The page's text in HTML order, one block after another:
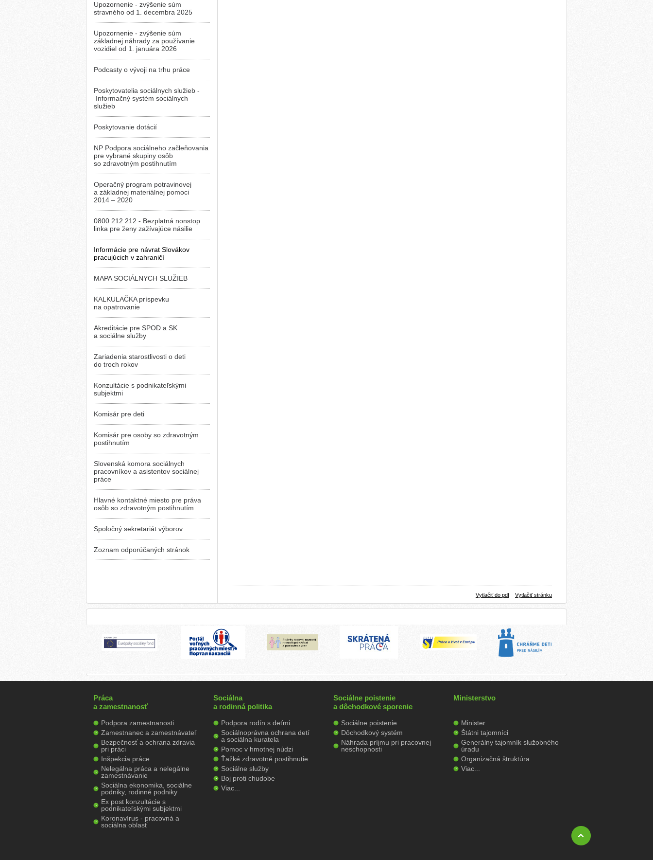
Upozornenie - zvýšenie súm
stravného od 1. decembra 2025
Upozornenie - zvýšenie súm
základnej náhrady za používanie
vozidiel od 1. januára 2026
Podcasty o vývoji na trhu práce
Poskytovatelia sociálnych služieb -
Informačný systém sociálnych
služieb
Poskytovanie dotácií
NP Podpora sociálneho začleňovania
pre vybrané skupiny osôb
so zdravotným postihnutím
Operačný program potravinovej
a základnej materiálnej pomoci
2014 – 2020
0800 212 212 - Bezplatná nonstop
linka pre ženy zažívajúce násilie
Informácie pre návrat Slovákov
pracujúcich v zahraničí
MAPA SOCIÁLNYCH SLUŽIEB
KALKULAČKA príspevku
na opatrovanie
Akreditácie pre SPOD a SK
a sociálne služby
Zariadenia starostlivosti o deti
do troch rokov
Konzultácie s podnikateľskými
subjektmi
Komisár pre deti
Komisár pre osoby so zdravotným
postihnutím
Slovenská komora sociálnych
pracovníkov a asistentov sociálnej
práce
Hlavné kontaktné miesto pre práva
osôb so zdravotným postihnutím
Spoločný sekretariát výborov
Zoznam odporúčaných stránok
Vytlačiť do pdf Vytlačiť stránku
Práca
a zamestnanosť
Podpora zamestnanosti
Zamestnanec a zamestnávateľ
Bezpečnosť a ochrana zdravia
pri práci
Inšpekcia práce
Nelegálna práca a nelegálne
zamestnávanie
Sociálna ekonomika, sociálne
podniky, rodinné podniky
Ex post konzultácie s
podnikateľskými subjektmi
Koronavírus - pracovná a
sociálna oblasť
Sociálna
a rodinná politika
Podpora rodín s deťmi
Sociálnoprávna ochrana detí
a sociálna kuratela
Pomoc v hmotnej núdzi
Ťažké zdravotné postihnutie
Sociálne služby
Boj proti chudobe
Viac...
Sociálne poistenie
a dôchodkové sporenie
Sociálne poistenie
Dôchodkový systém
Náhrada príjmu pri pracovnej
neschopnosti
Ministerstvo
Minister
Štátni tajomníci
Generálny tajomník služobného
úradu
Organizačná štruktúra
Viac...